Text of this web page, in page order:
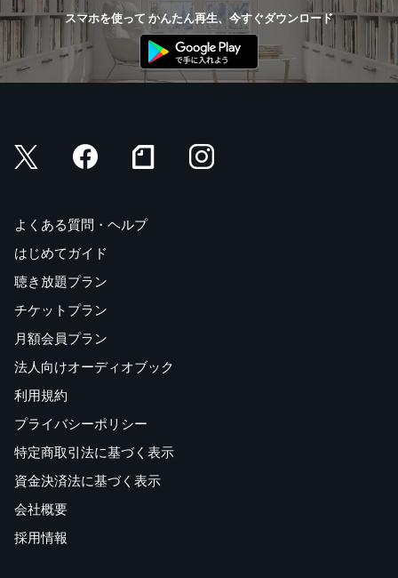
スマホを使って かんたん再生、今すぐダウンロード
よくある質問・ヘルプ
はじめてガイド
聴き放題プラン
チケットプラン
月額会員プラン
法人向けオーディオブック
利用規約
プライバシーポリシー
特定商取引法に基づく表示
資金決済法に基づく表示
会社概要
採用情報